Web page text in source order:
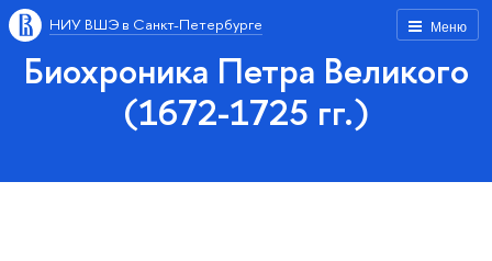
Меню
НИУ ВШЭ в Санкт-Петербурге
Биохроника Петра Великого
(1672-1725 гг.)